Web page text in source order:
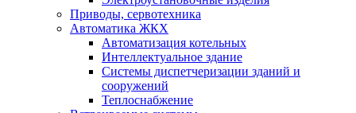
Приводы, сервотехника
Автоматика ЖКХ
Автоматизация котельных
Интеллектуальное здание
Системы диспетчеризации зданий и
сооружений
Теплоснабжение